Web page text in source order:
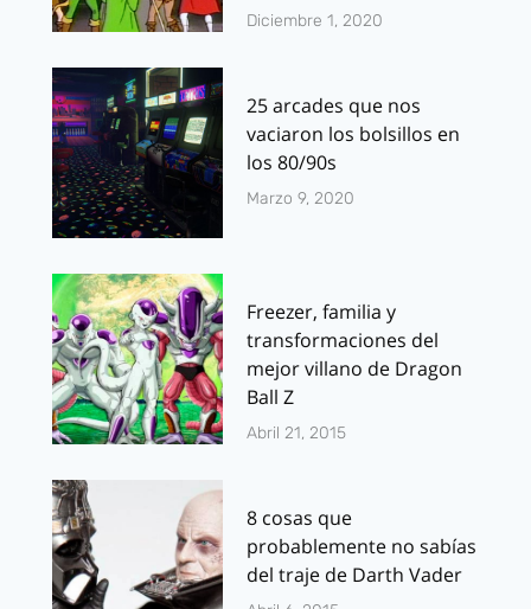
Diciembre 1, 2020
25 arcades que nos
vaciaron los bolsillos en
los 80/90s
Marzo 9, 2020
Freezer, familia y
transformaciones del
mejor villano de Dragon
Ball Z
Abril 21, 2015
8 cosas que
probablemente no sabías
del traje de Darth Vader